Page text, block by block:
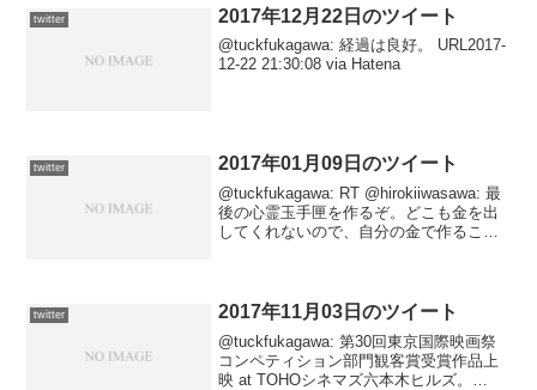
twitter 2017年12月22日のツイート
@tuckfukagawa: 経過は良好。 URL2017-
12-22 21:30:08 via Hatena
twitter 2017年01月09日のツイート
@tuckfukagawa: RT @hirokiiwasawa: 最
後の心霊玉手匣を作るぞ。どこも金を出
してくれないので、自分の金で作ること
twitter 2017年11月03日のツイート
@tuckfukagawa: 第30回東京国際映画祭
コンペティション部門観客賞受賞作品上
映 at TOHOシネマズ六本木ヒルズ。